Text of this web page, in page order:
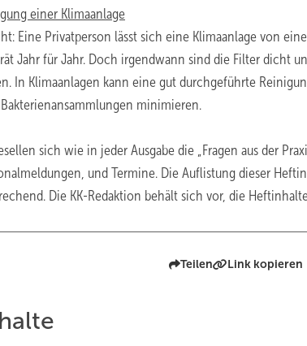
einer Klimaanlage
Eine Privatperson lässt sich eine Klimaanlage von
Jahr für Jahr. Doch irgendwann sind die Filter dicht
In Klimaanlagen kann eine gut durchgeführte
minimieren.
sich wie in jeder Ausgabe die „Fragen aus der
und Termine. Die Auflistung dieser
Die KK-Redaktion behält sich vor, die
Teilen Link kopieren